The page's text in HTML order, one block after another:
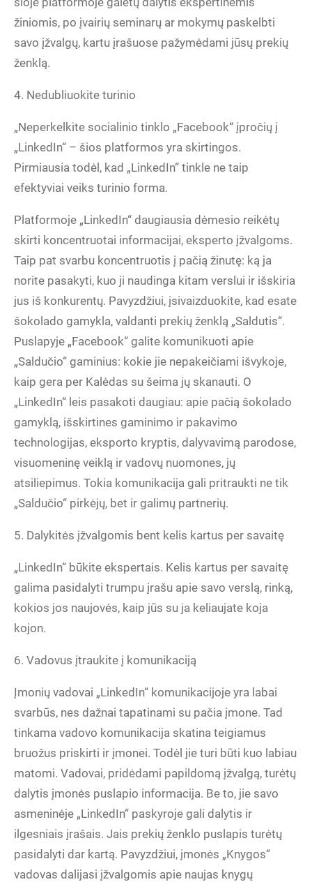
žiniomis, po įvairių seminarų ar mokymų paskelbti
savo įžvalgų, kartu įrašuose pažymėdami jūsų prekių
ženklą.
4. Nedubliuokite turinio
„Neperkelkite socialinio tinklo „Facebook“ įpročių į
„LinkedIn“ – šios platformos yra skirtingos.
Pirmiausia todėl, kad „LinkedIn“ tinkle ne taip
efektyviai veiks turinio forma.
Platformoje „LinkedIn“ daugiausia dėmesio reikėtų
skirti koncentruotai informacijai, eksperto įžvalgoms.
Taip pat svarbu koncentruotis į pačią žinutę: ką ja
norite pasakyti, kuo ji naudinga kitam verslui ir išskiria
jus iš konkurentų. Pavyzdžiui, įsivaizduokite, kad esate
šokolado gamykla, valdanti prekių ženklą „Saldutis“.
Puslapyje „Facebook“ galite komunikuoti apie
„Saldučio“ gaminius: kokie jie nepakeičiami išvykoje,
kaip gera per Kalėdas su šeima jų skanauti. O
„LinkedIn“ leis pasakoti daugiau: apie pačią šokolado
gamyklą, išskirtines gaminimo ir pakavimo
technologijas, eksporto kryptis, dalyvavimą parodose,
visuomeninę veiklą ir vadovų nuomones, jų
atsiliepimus. Tokia komunikacija gali pritraukti ne tik
„Saldučio“ pirkėjų, bet ir galimų partnerių.
5. Dalykitės įžvalgomis bent kelis kartus per savaitę
„LinkedIn“ būkite ekspertais. Kelis kartus per savaitę
galima pasidalyti trumpu įrašu apie savo verslą, rinką,
kokios jos naujovės, kaip jūs su ja keliaujate koja
kojon.
6. Vadovus įtraukite į komunikaciją
Įmonių vadovai „LinkedIn“ komunikacijoje yra labai
svarbūs, nes dažnai tapatinami su pačia įmone. Tad
tinkama vadovo komunikacija skatina teigiamus
bruožus priskirti ir įmonei. Todėl jie turi būti kuo labiau
matomi. Vadovai, pridėdami papildomą įžvalgą, turėtų
dalytis įmonės puslapio informacija. Be to, jie savo
asmeninėje „LinkedIn“ paskyroje gali dalytis ir
ilgesniais įrašais. Jais prekių ženklo puslapis turėtų
pasidalyti dar kartą. Pavyzdžiui, įmonės „Knygos“
vadovas dalijasi įžvalgomis apie naujas knygų